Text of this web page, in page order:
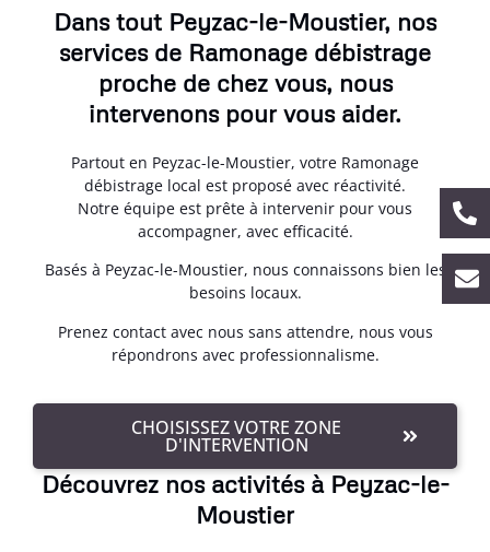
Dans tout Peyzac-le-Moustier, nos
services de Ramonage débistrage
proche de chez vous, nous
intervenons pour vous aider.
Partout en Peyzac-le-Moustier, votre Ramonage
débistrage local est proposé avec réactivité.
Notre équipe est prête à intervenir pour vous
accompagner, avec efficacité.
Basés à Peyzac-le-Moustier, nous connaissons bien les
besoins locaux.
Prenez contact avec nous sans attendre, nous vous
répondrons avec professionnalisme.
CHOISISSEZ VOTRE ZONE
D'INTERVENTION
Découvrez nos activités à Peyzac-le-
Moustier